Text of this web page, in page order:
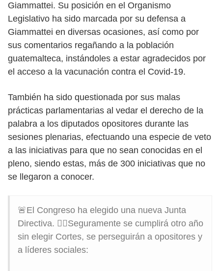
Giammattei. Su posición en el Organismo
Legislativo ha sido marcada por su defensa a
Giammattei en diversas ocasiones, así como por
sus comentarios regañando a la población
guatemalteca, instándoles a estar agradecidos por
el acceso a la vacunación contra el Covid-19.
También ha sido questionada por sus malas
prácticas parlamentarias al vedar el derecho de la
palabra a los diputados opositores durante las
sesiones plenarias, efectuando una especie de veto
a las iniciativas para que no sean conocidas en el
pleno, siendo estas, más de 300 iniciativas que no
se llegaron a conocer.
🚨El Congreso ha elegido una nueva Junta
Directiva. 👉🏾Seguramente se cumplirá otro año
sin elegir Cortes, se perseguirán a opositores y
a líderes sociales: